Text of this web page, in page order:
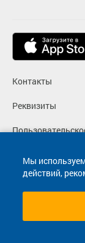
Мы
действий,
Контакты
Реквизиты
Политика
Согласие на
© 2013-2026,